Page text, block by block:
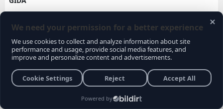
PLASTIK VE METAL
1,48 92.565.525,00
FROTO FORD
OTOSAN
78,10 -0,64 1.602.362.688,95
FZLGY FUZUL
GMYO
10,36 -4,43 172.638.488,80